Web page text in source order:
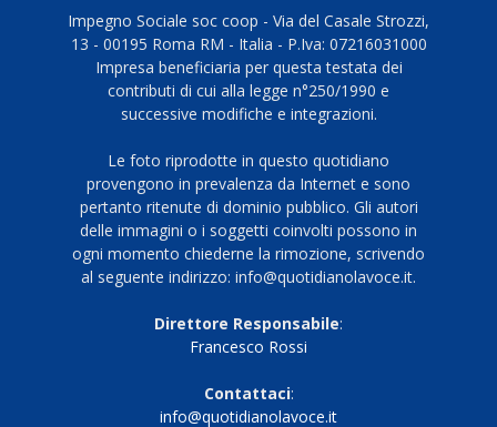
Impegno Sociale soc coop - Via del Casale Strozzi,
13 - 00195 Roma RM - Italia - P.Iva: 07216031000
Impresa beneficiaria per questa testata dei
contributi di cui alla legge n°250/1990 e
successive modifiche e integrazioni.
Le foto riprodotte in questo quotidiano
provengono in prevalenza da Internet e sono
pertanto ritenute di dominio pubblico. Gli autori
delle immagini o i soggetti coinvolti possono in
ogni momento chiederne la rimozione, scrivendo
al seguente indirizzo: info@quotidianolavoce.it.
Direttore Responsabile:
Francesco Rossi
Contattaci:
info@quotidianolavoce.it